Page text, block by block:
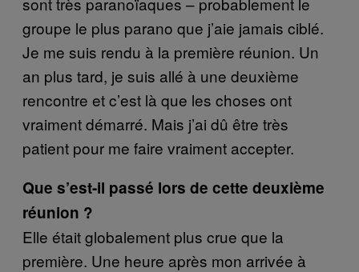
groupe le plus parano que j’aie jamais ciblé.
Je me suis rendu à la première réunion. Un
an plus tard, je suis allé à une deuxième
rencontre et c’est là que les choses ont
vraiment démarré. Mais j’ai dû être très
patient pour me faire vraiment accepter.
Que s’est-il passé lors de cette deuxième
réunion ?
Elle était globalement plus crue que la
première. Une heure après mon arrivée à